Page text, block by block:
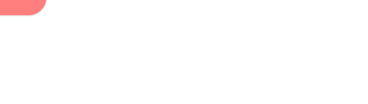
ビスの案内を行うため